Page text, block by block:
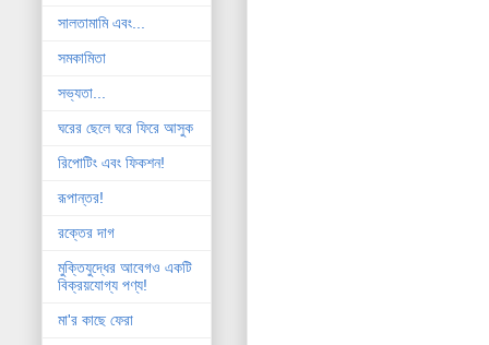
সালতামামি এবং...
সমকামিতা
সভ্যতা...
ঘরের ছেলে ঘরে ফিরে আসুক
রিপোটিং এবং ফিকশন!
রূপান্তর!
রক্তের দাগ
মুক্তিযুদ্ধের আবেগও একটি
বিক্রয়যোগ্য পণ্য!
মা'র কাছে ফেরা